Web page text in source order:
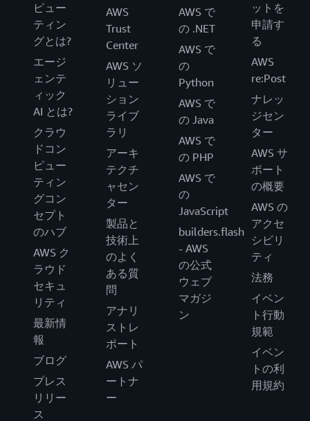
ピュー
ティン
グとは?
エージ
ェンテ
ィック
AI とは?
クラウ
ドコン
ピュー
ティン
グコン
セプト
のハブ
AWS ク
ラウド
セキュ
リティ
最新情
報
ブログ
プレス
リリー
ス
AWS
Trust
Center
AWS ソ
リュー
ション
ライブ
ラリ
アーキ
テクチ
ャセン
ター
製品と
技術上
のよく
ある質
問
アナリ
ストレ
ポート
AWS パ
ートナ
ー
AWS で
の .NET
AWS で
の
Python
AWS で
の Java
AWS で
の PHP
AWS で
の
JavaScript
builders.flash
- AWS
の公式
ウェブ
マガジ
ン
ットを
申請す
る
AWS
re:Post
ナレッ
ジセン
ター
AWS サ
ポート
の概要
AWS の
アクセ
シビリ
ティ
法務
イベン
ト行動
規範
イベン
トの利
用規約